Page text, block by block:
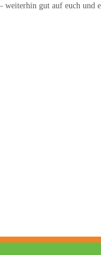
weiterhin gut auf euch und